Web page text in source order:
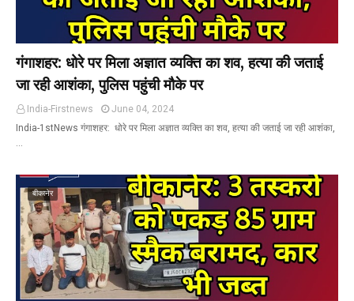
गंगाशहर: धोरे पर मिला अज्ञात व्यक्ति का शव, हत्या की जताई
जा रही आशंका, पुलिस पहुंची मौके पर
India-Firstnews
June 04, 2024
India-1stNews गंगाशहर: धोरे पर मिला अज्ञात व्यक्ति का शव, हत्या की जताई जा रही आशंका,
…
बीकानेर